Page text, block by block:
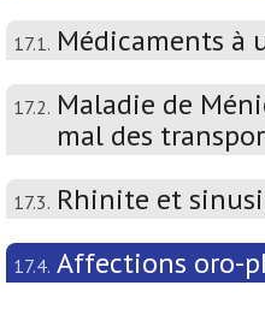
matières
17.1. Médicaments à
17.2. Maladie de
mal des
17.3. Rhinite et
17.4. Affections oro-